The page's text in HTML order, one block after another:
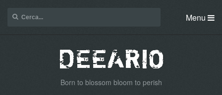
Menu
Born to blossom bloom to perish